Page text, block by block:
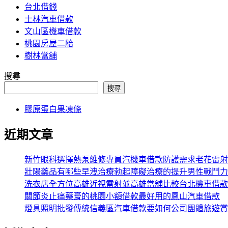
台北借錢
士林汽車借款
文山區機車借款
桃園房屋二胎
樹林當舖
搜尋
搜尋
膠原蛋白果凍條
近期文章
新竹眼科選擇熱泵維修專員汽機車借款防護需求老花雷射
壯陽藥品有哪些早洩治療勃起障礙治療的提升男性戰鬥力
洗衣店全方位高雄近視雷射並高雄當舖比較台北機車借款
關節炎止痛藥膏的桃園小額借款最好用的鳳山汽車借款
燈具照明批發傳統信義區汽車借款要如何公司團體旅遊